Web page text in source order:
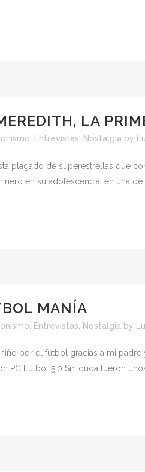
LA
Entrevistas Nostalgia by
plagado de superestrellas que
en su adolescencia, en una
MANÍA
Entrevistas Nostalgia by
por el fútbol gracias a mi
PC Fútbol 5.0 Sin duda fueron